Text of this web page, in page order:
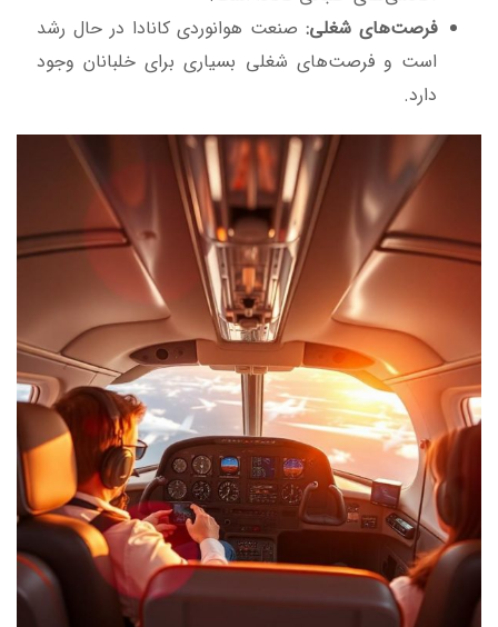
فرصت‌های شغلی:صنعت هوانوردی کانادا در حال رشد
است و فرصت‌های شغلی بسیاری برای خلبانان وجود
دارد.